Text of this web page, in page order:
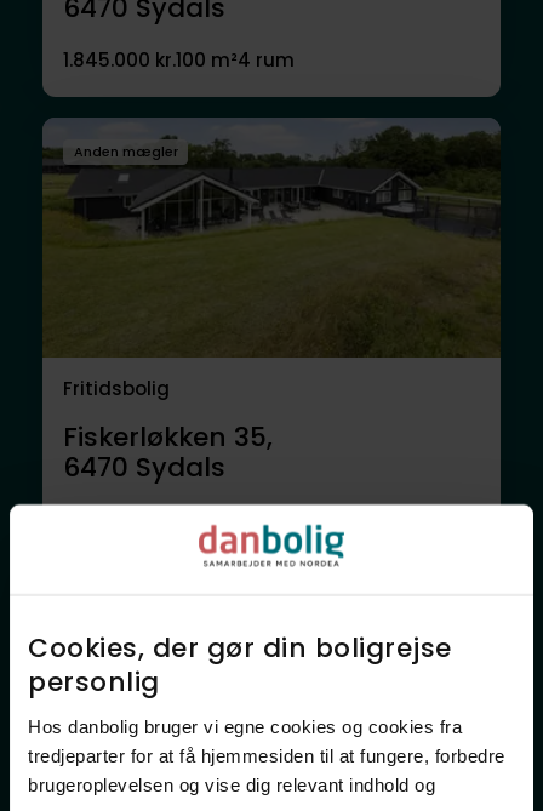
Cookies, der gør din boligrejse
personlig​
Hos danbolig bruger vi egne cookies og cookies fra
tredjeparter for at få hjemmesiden til at fungere, forbedre
brugeroplevelsen og vise dig relevant indhold og
6470 Sydals
1.845.000 kr.100 m²4 rum
Anden mægler
Fritidsbolig
Fiskerløkken 35,
6470 Sydals
374 m² 14 rum